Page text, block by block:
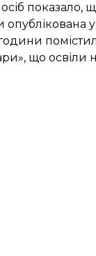
показало,
опублікована у
що освіли